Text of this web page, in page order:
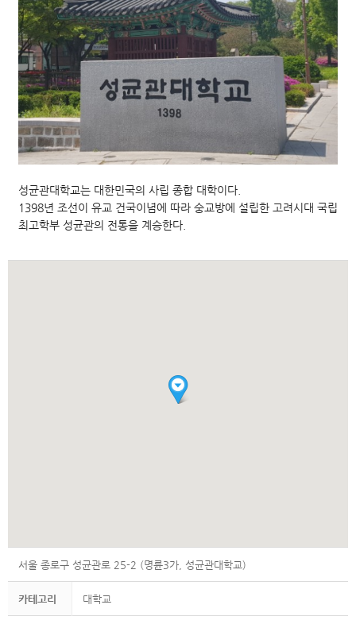
성균관대학교는 대한민국의 사립 종합 대학이다.
1398년 조선이 유교 건국이념에 따라 숭교방에 설립한 고려시대 국립
최고학부 성균관의 전통을 계승한다.
서울 종로구 성균관로 25-2 (명륜3가, 성균관대학교)
카테고리 대학교